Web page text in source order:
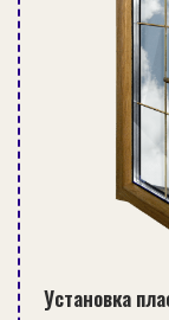
Установка